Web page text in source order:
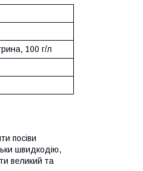
100 г/л
посіви
швидкодію,
великий та